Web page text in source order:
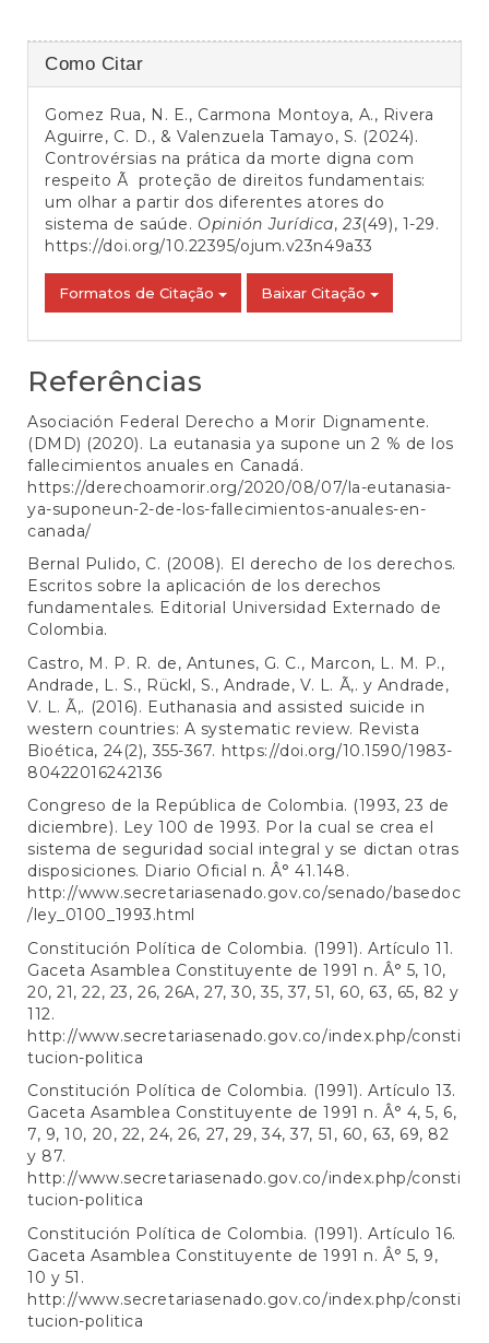
Detalhes
do
artigo
Como Citar
Gomez Rua, N. E., Carmona Montoya, A., Rivera
Aguirre, C. D., & Valenzuela Tamayo, S. (2024).
Controvérsias na prática da morte digna com
respeito Ã proteção de direitos fundamentais:
um olhar a partir dos diferentes atores do
sistema de saúde. Opinión Jurídica,23(49), 1-29.
https://doi.org/10.22395/ojum.v23n49a33
Formatos de Citação Baixar Citação
Referências
Asociación Federal Derecho a Morir Dignamente.
(DMD) (2020). La eutanasia ya supone un 2 % de los
fallecimientos anuales en Canadá.
https://derechoamorir.org/2020/08/07/la-eutanasia-
ya-suponeun-2-de-los-fallecimientos-anuales-en-
canada/
Bernal Pulido, C. (2008). El derecho de los derechos.
Escritos sobre la aplicación de los derechos
fundamentales. Editorial Universidad Externado de
Colombia.
Castro, M. P. R. de, Antunes, G. C., Marcon, L. M. P.,
Andrade, L. S., Rückl, S., Andrade, V. L. Ã‚. y Andrade,
V. L. Ã‚. (2016). Euthanasia and assisted suicide in
western countries: A systematic review. Revista
Bioética, 24(2), 355-367. https://doi.org/10.1590/1983-
80422016242136
Congreso de la República de Colombia. (1993, 23 de
diciembre). Ley 100 de 1993. Por la cual se crea el
sistema de seguridad social integral y se dictan otras
disposiciones. Diario Oficial n. Â° 41.148.
http://www.secretariasenado.gov.co/senado/basedoc
/ley_0100_1993.html
Constitución Política de Colombia. (1991). Artículo 11.
Gaceta Asamblea Constituyente de 1991 n. Â° 5, 10,
20, 21, 22, 23, 26, 26A, 27, 30, 35, 37, 51, 60, 63, 65, 82 y
112.
http://www.secretariasenado.gov.co/index.php/consti
tucion-politica
Constitución Política de Colombia. (1991). Artículo 13.
Gaceta Asamblea Constituyente de 1991 n. Â° 4, 5, 6,
7, 9, 10, 20, 22, 24, 26, 27, 29, 34, 37, 51, 60, 63, 69, 82
y 87.
http://www.secretariasenado.gov.co/index.php/consti
tucion-politica
Constitución Política de Colombia. (1991). Artículo 16.
Gaceta Asamblea Constituyente de 1991 n. Â° 5, 9,
10 y 51.
http://www.secretariasenado.gov.co/index.php/consti
tucion-politica